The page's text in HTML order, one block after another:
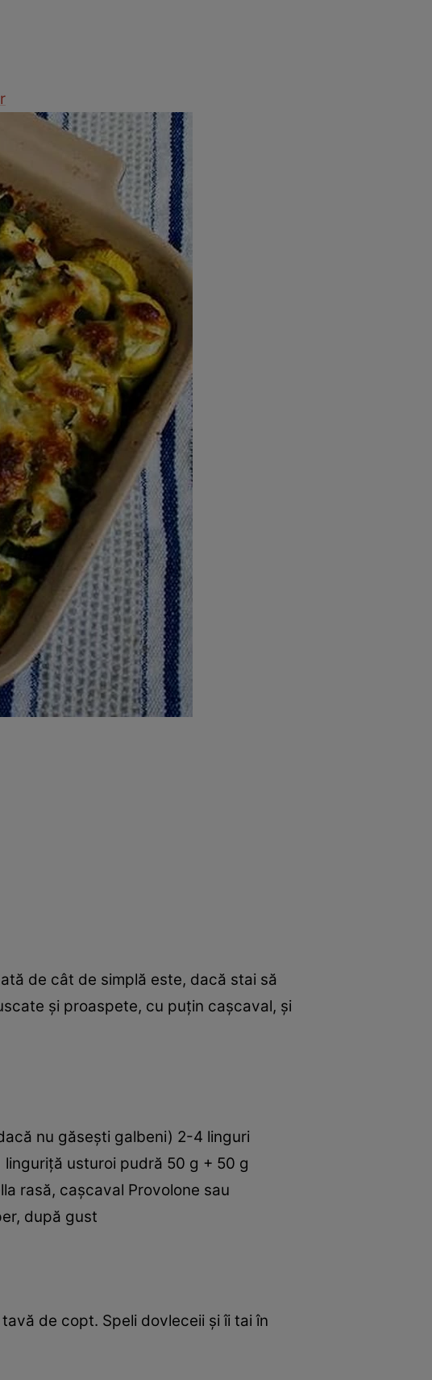
de cât de simplă este, dacă stai să
şi proaspete, cu puţin caşcaval, şi
nu găseşti galbeni) 2-4 linguri
usturoi pudră 50 g + 50 g
rasă, caşcaval Provolone sau
după gust
de copt. Speli dovleceii şi îi tai în